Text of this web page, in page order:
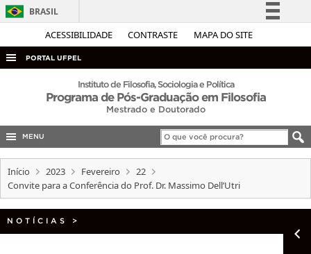
ACESSIBILIDADE CONTRASTE MAPA DO SITE
BRASIL
Simplifique!
Acesso à informação
Canais
PORTAL UFPEL
ACESSO À INFORMAÇÃO
AUDITORIA
EDITAIS
INTERNACIONAL
OUVIDORIA
Instituto de Filosofia, Sociologia e Política
Programa de Pós-Graduação em Filosofia
Mestrado e Doutorado
MENU
Início 2023 Fevereiro
22
Convite para a Conferência do Prof. Dr. Massimo Dell’Utri
NOTÍCIAS >